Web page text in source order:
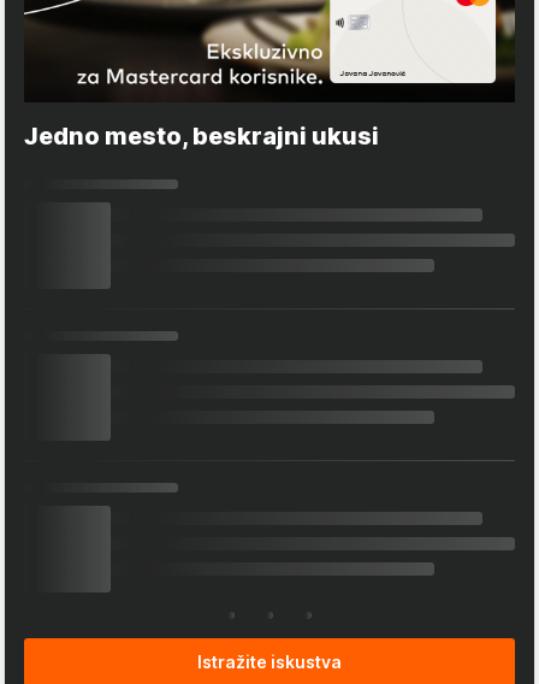
Jedno mesto, beskrajni ukusi
Istražite iskustva